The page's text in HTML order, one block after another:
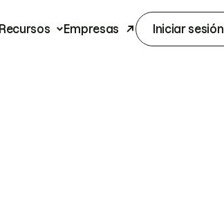
Recursos Empresas Iniciar sesión